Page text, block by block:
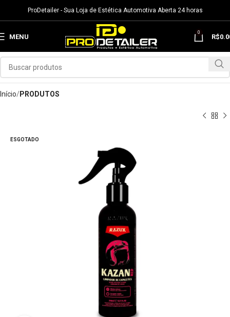
ProDetailer - Sua Loja de Estética Automotiva Aberta 24 horas
MENU
0
R$
Início PRODUTOS
ESGOTADO